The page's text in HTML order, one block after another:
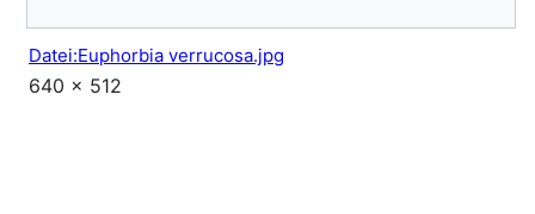
Datei:Euphorbia verrucosa.jpg
640 × 512